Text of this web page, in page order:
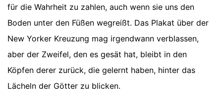
für die Wahrheit zu zahlen, auch wenn sie uns den
Boden unter den Füßen wegreißt. Das Plakat über der
New Yorker Kreuzung mag irgendwann verblassen,
aber der Zweifel, den es gesät hat, bleibt in den
Köpfen derer zurück, die gelernt haben, hinter das
Lächeln der Götter zu blicken.